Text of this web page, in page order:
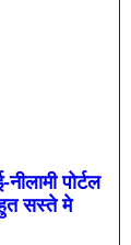
पोर्टल
सस्ते मे